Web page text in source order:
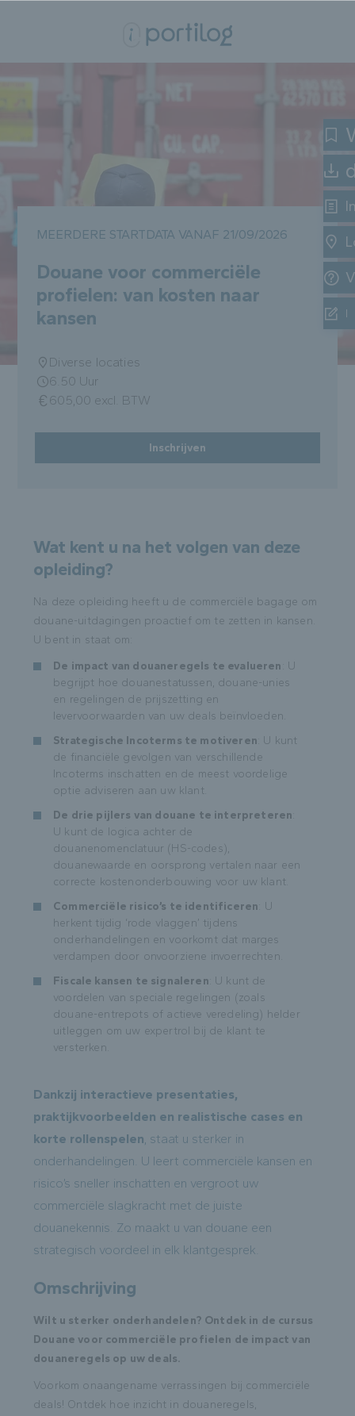
MEERDERE STARTDATA VANAF 21/09/2026
Douane voor commerciële
profielen: van kosten naar
kansen
Diverse locaties
6.50 Uur
605,00 excl. BTW
Inschrijven
Wat kent u na het volgen van deze
opleiding?
Na deze opleiding heeft u de commerciële bagage om
douane-uitdagingen proactief om te zetten in kansen.
U bent in staat om:
De impact van douaneregels te evalueren : U
begrijpt hoe douanestatussen, douane-unies
en regelingen de prijszetting en
levervoorwaarden van uw deals beïnvloeden.
Strategische Incoterms te motiveren : U kunt
de financiële gevolgen van verschillende
Incoterms inschatten en de meest voordelige
optie adviseren aan uw klant.
De drie pijlers van douane te interpreteren
U kunt de logica achter de
douanenomenclatuur (HS-codes),
douanewaarde en oorsprong vertalen naar een
correcte kostenonderbouwing voor uw klant.
Commerciële risico’s te identificeren : U
herkent tijdig ‘rode vlaggen’ tijdens
onderhandelingen en voorkomt dat marges
verdampen door onvoorziene invoerrechten.
Fiscale kansen te signaleren : U kunt de
voordelen van speciale regelingen (zoals
douane-entrepots of actieve veredeling) helder
uitleggen om uw expertrol bij de klant te
versterken.
Dankzij interactieve presentaties,
praktijkvoorbeelden en realistische cases en
korte rollenspelen, staat u sterker in
onderhandelingen. U leert commerciële kansen en
risico’s sneller inschatten en vergroot uw
commerciële slagkracht met de juiste
douanekennis. Zo maakt u van douane een
strategisch voordeel in elk klantgesprek.
Omschrijving
Wilt u sterker onderhandelen? Ontdek in de cursus
Douane voor commerciële profielen de impact van
douaneregels op uw deals.
Voorkom onaangename verrassingen bij commerciële
deals! Ontdek hoe inzicht in douaneregels,